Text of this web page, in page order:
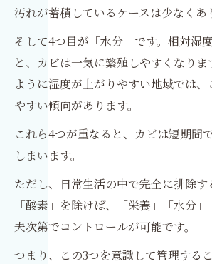
汚れが蓄積しているケースは少なくあ
そして4つ目が「水分」です。相対湿
と、カビは一気に繁殖しやすくなり
ように湿度が上がりやすい地域では
やすい傾向があります。
これら4つが重なると、カビは短期間
しまいます。
ただし、日常生活の中で完全に排除す
「酸素」を除けば、「栄養」「水分
夫次第でコントロールが可能です。
つまり、この3つを意識して管理する